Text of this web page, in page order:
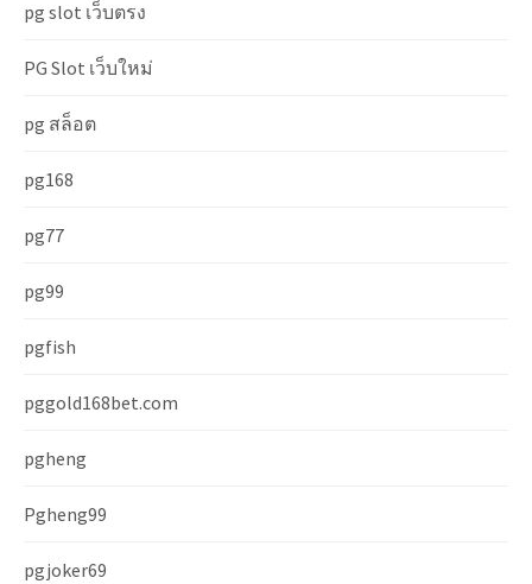
pg slot เว็บตรง
PG Slot เว็บใหม่
pg สล็อต
pg168
pg77
pg99
pgfish
pggold168bet.com
pgheng
Pgheng99
pgjoker69